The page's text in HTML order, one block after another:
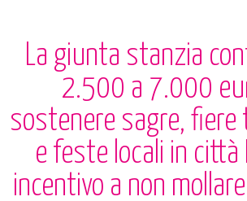
La giunta stanzia
2.500 a 7.000
sostenere sagre, fiere
e feste locali in città
incentivo a non